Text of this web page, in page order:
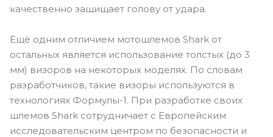
качественно защищает голову от удара.
Ещё одним отличием мотошлемов Shark от
остальных является использование толстых (до 3
мм) визоров на некоторых моделях. По словам
разработчиков, такие визоры используются в
технологиях Формулы-1. При разработке своих
шлемов Shark сотрудничает с Европейским
исследовательским центром по безопасности и